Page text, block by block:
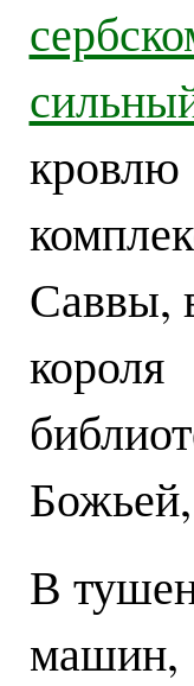
кровлю
Саввы,
В
машин,